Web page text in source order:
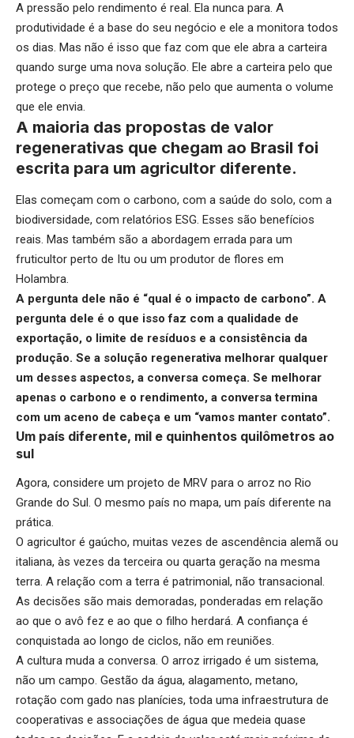
A pressão pelo rendimento é real. Ela nunca para. A
produtividade é a base do seu negócio e ele a monitora todos
os dias. Mas não é isso que faz com que ele abra a carteira
quando surge uma nova solução. Ele abre a carteira pelo que
protege o preço que recebe, não pelo que aumenta o volume
que ele envia.
A maioria das propostas de valor
regenerativas que chegam ao Brasil foi
escrita para um agricultor diferente.
Elas começam com o carbono, com a saúde do solo, com a
biodiversidade, com relatórios ESG. Esses são benefícios
reais. Mas também são a abordagem errada para um
fruticultor perto de Itu ou um produtor de flores em
Holambra.
A pergunta dele não é “qual é o impacto de carbono”. A
pergunta dele é o que isso faz com a qualidade de
exportação, o limite de resíduos e a consistência da
produção. Se a solução regenerativa melhorar qualquer
um desses aspectos, a conversa começa. Se melhorar
apenas o carbono e o rendimento, a conversa termina
com um aceno de cabeça e um “vamos manter contato”.
Um país diferente, mil e quinhentos quilômetros ao
sul
Agora, considere um projeto de MRV para o arroz no Rio
Grande do Sul. O mesmo país no mapa, um país diferente na
prática.
O agricultor é gaúcho, muitas vezes de ascendência alemã ou
italiana, às vezes da terceira ou quarta geração na mesma
terra. A relação com a terra é patrimonial, não transacional.
As decisões são mais demoradas, ponderadas em relação
ao que o avô fez e ao que o filho herdará. A confiança é
conquistada ao longo de ciclos, não em reuniões.
A cultura muda a conversa. O arroz irrigado é um sistema,
não um campo. Gestão da água, alagamento, metano,
rotação com gado nas planícies, toda uma infraestrutura de
cooperativas e associações de água que medeia quase